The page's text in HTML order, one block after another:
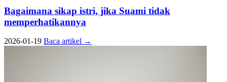
Bagaimana sikap istri, jika Suami tidak
memperhatikannya
2026-01-19 Baca artikel →